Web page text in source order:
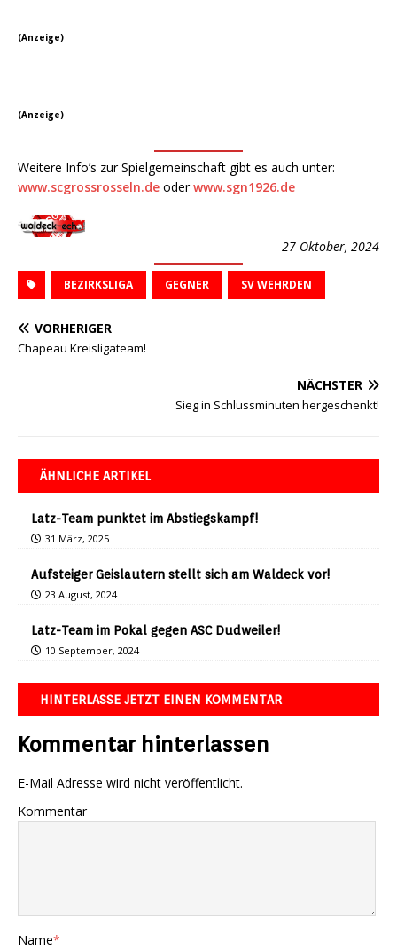
(Anzeige)
(Anzeige)
Weitere Info’s zur Spielgemeinschaft gibt es auch unter:
www.scgrossrosseln.de oderwww.sgn1926.de
27 Oktober, 2024
BEZIRKSLIGA GEGNER SV WEHRDEN
VORHERIGER
Chapeau Kreisligateam!
NÄCHSTER
Sieg in Schlussminuten hergeschenkt!
ÄHNLICHE ARTIKEL
Latz-Team punktet im Abstiegskampf!
31 März, 2025
Aufsteiger Geislautern stellt sich am Waldeck vor!
23 August, 2024
Latz-Team im Pokal gegen ASC Dudweiler!
10 September, 2024
HINTERLASSE JETZT EINEN KOMMENTAR
Kommentar hinterlassen
E-Mail Adresse wird nicht veröffentlicht.
Kommentar
Name*